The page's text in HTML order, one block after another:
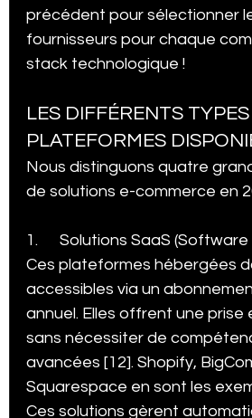
précédent pour sélectionner
fournisseurs pour chaque
stack technologique !
LES DIFFÉRENTS
PLATEFORMES
Nous distinguons quatre
de solutions e-commerce en
1.      Solutions SaaS
Ces plateformes hébergées
accessibles via un
annuel. Elles offrent une prise
sans nécessiter de
avancées [12]. Shopify,
Squarespace en sont les
Ces solutions gèrent